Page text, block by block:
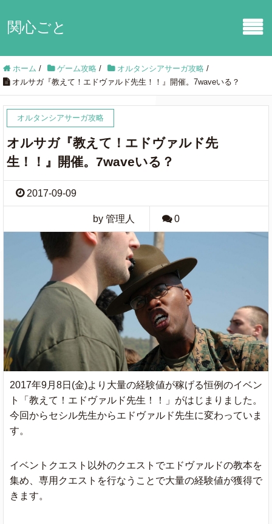
関心ごと
ホーム / ゲーム攻略 / オルタンシアサーガ攻略 /
オルサガ『教えて！エドヴァルド先生！！』開催。7waveいる？
オルタンシアサーガ攻略
オルサガ『教えて！エドヴァルド先
生！！』開催。7waveいる？
2017-09-09
by 管理人 0
2017年9月8日(金)より大量の経験値が稼げる恒例のイベン
ト「教えて！エドヴァルド先生！！」がはじまりました。
今回からセシル先生からエドヴァルド先生に変わっていま
す。
イベントクエスト以外のクエストでエドヴァルドの教本を
集め、専用クエストを行なうことで大量の経験値が獲得で
きます。